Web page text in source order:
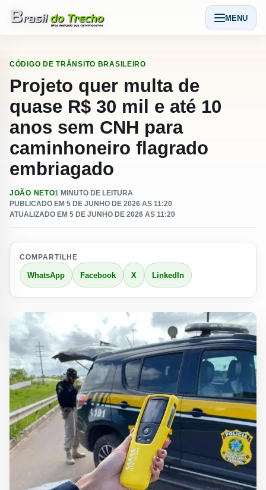
Abrir
MENU
CÓDIGO DE TRÂNSITO BRASILEIRO
Projeto quer multa de
quase R$ 30 mil e até 10
anos sem CNH para
caminhoneiro flagrado
embriagado
JOÃO NETO1 MINUTO DE LEITURA
PUBLICADO EM 5 DE JUNHO DE 2026 AS 11:20
ATUALIZADO EM 5 DE JUNHO DE 2026 AS 11:20
COMPARTILHE
WhatsApp Facebook X LinkedIn